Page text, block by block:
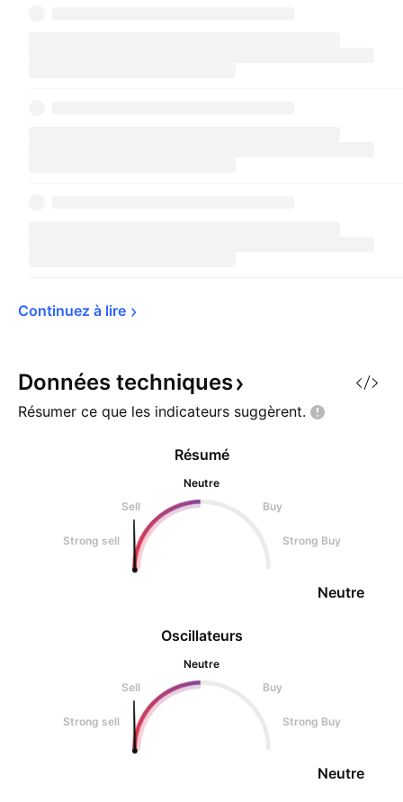
Continuez à lire
Données techniques
Résumer ce que les indicateurs suggèrent.
Oscillateurs
Neutre
Sell
Buy
Strong sell Strong Buy
Neutre
Résumé
Neutre
Sell
Buy
Strong sell Strong Buy
Neutre